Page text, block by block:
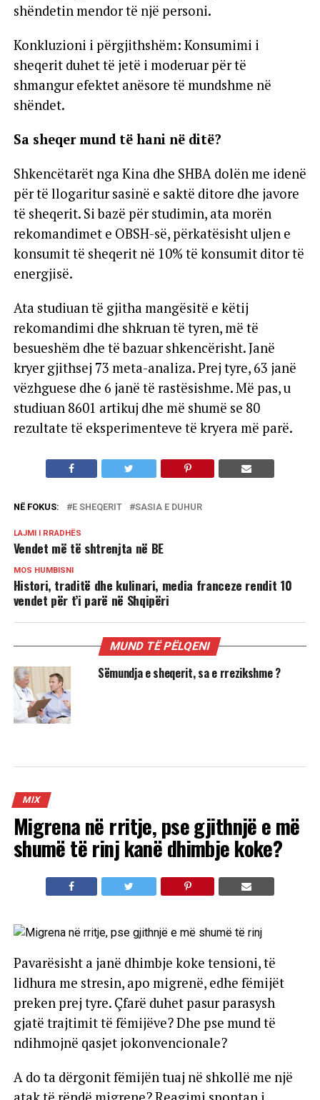
shëndetin mendor të një personi.
Konkluzioni i përgjithshëm: Konsumimi i
sheqerit duhet të jetë i moderuar për të
shmangur efektet anësore të mundshme në
shëndet.
Sa sheqer mund të hani në ditë?
Shkencëtarët nga Kina dhe SHBA dolën me idenë
për të llogaritur sasinë e saktë ditore dhe javore
të sheqerit. Si bazë për studimin, ata morën
rekomandimet e OBSH-së, përkatësisht uljen e
konsumit të sheqerit në 10% të konsumit ditor të
energjisë.
Ata studiuan të gjitha mangësitë e këtij
rekomandimi dhe shkruan të tyren, më të
besueshëm dhe të bazuar shkencërisht. Janë
kryer gjithsej 73 meta-analiza. Prej tyre, 63 janë
vëzhguese dhe 6 janë të rastësishme. Më pas, u
studiuan 8601 artikuj dhe më shumë se 80
rezultate të eksperimenteve të kryera më parë.
NË FOKUS: E SHEQERIT SASIA E DUHUR
LAJMI I RRADHËS
Vendet më të shtrenjta në BE
MOS HUMBISNI
Histori, traditë dhe kulinari, media franceze rendit 10
vendet për t’i parë në Shqipëri
MUND TË PËLQENI
Sëmundja e sheqerit, sa e rrezikshme ?
MIX
Migrena në rritje, pse gjithnjë e më
shumë të rinj kanë dhimbje koke?
Pavarësisht a janë dhimbje koke tensioni, të
lidhura me stresin, apo migrenë, edhe fëmijët
preken prej tyre. Çfarë duhet pasur parasysh
gjatë trajtimit të fëmijëve? Dhe pse mund të
ndihmojnë qasjet jokonvencionale?
A do ta dërgonit fëmijën tuaj në shkollë me një